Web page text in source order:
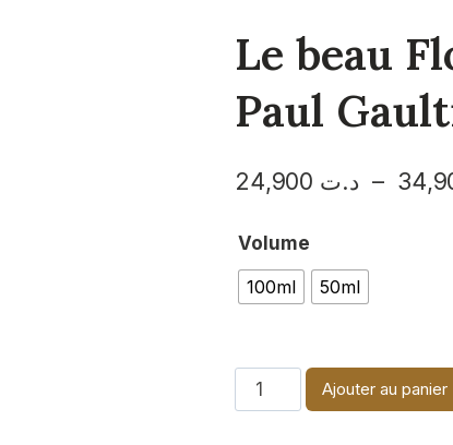
Le beau
Paul
د.ت –
Volume
100ml
50ml
quantité
de
Ajouter au panier